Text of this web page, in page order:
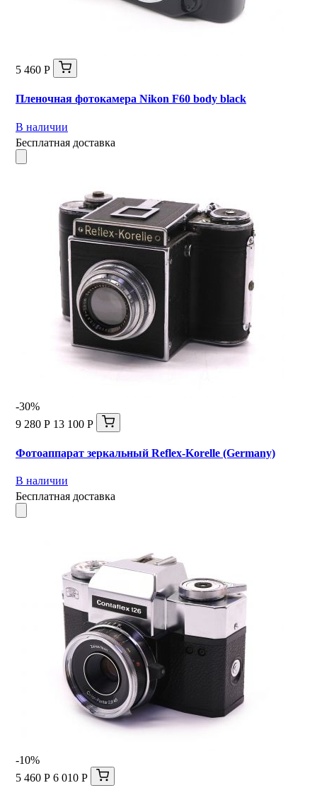
5 460 Р
Пленочная фотокамера Nikon F60 body black
В наличии
Бесплатная доставка
-30%
9 280 Р 13 100 Р
Фотоаппарат зеркальный Reflex-Korelle (Germany)
В наличии
Бесплатная доставка
-10%
5 460 Р 6 010 Р